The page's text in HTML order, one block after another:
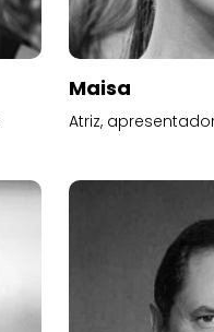
Maisa
Atriz,